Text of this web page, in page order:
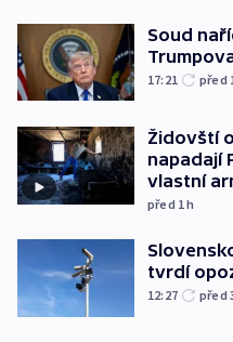
Soud
17:21 před
Židovští
napadají
vlastní
před 1h
tvrdí
12:27 před